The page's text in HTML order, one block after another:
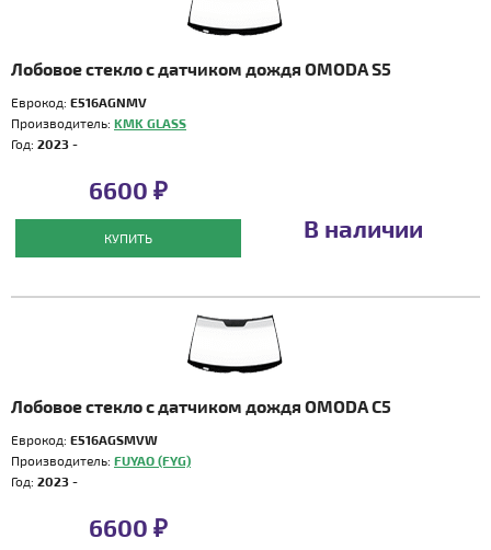
Лобовое стекло с датчиком дождя OMODA S5
Еврокод: E516AGNMV
Производитель: KMK GLASS
Год: 2023 -
6600 ₽
КУПИТЬ В наличии
Лобовое стекло с датчиком дождя OMODA C5
Еврокод: E516AGSMVW
Производитель: FUYAO (FYG)
Год: 2023 -
6600 ₽